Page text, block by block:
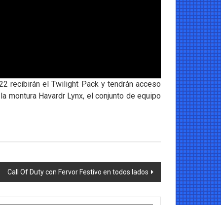
recibirán el Twilight Pack y tendrán acceso
montura Havardr Lynx, el conjunto de equipo
Call Of Duty con Fervor Festivo en todos lados